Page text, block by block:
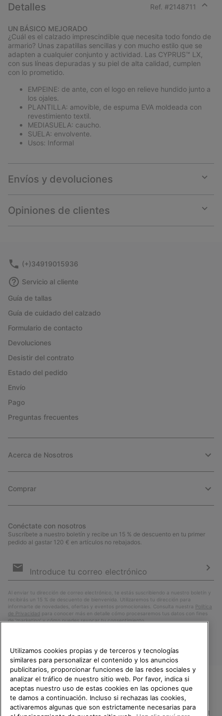
Detalles Ref. #2148711
section
UN BÁSICO MEJORADO
¿Cuál es el calzado imprescindible que necesita todo fondo de
armario? Unas zapatillas sencillas y con mucho estilo que se
adapten a cualquier conjunto y actividad. Las CYPRUS™ LX,
con sus líneas depuradas y su piel de alta calidad, cumplen
con lo prometido.
EMPEINE: de ante, con el logo en relieve hundido junto a
los ojales.
PLANTILLA: amovible, de espuma EVA moldeada con
revestimiento textil.
MEDIASUELA: caucho.
SUELA: envolvente.
Usos: Informal
Envíos y devoluciones
or
Opiniones de clientes
or
(+)34919015936
Servicio al cliente
Guía de tallas
Guía de cuidado del calzado
Formulario de contacto
Devoluciones
Desistir del contrato
Estado del pedido
Envío
Pago
Preguntas frecuentes
Acerca de Nosotros
Comprar
Conéctate con nosotros
Suscríbete a nuestro boletín y recibe un 15 % de descuento en tu primer
pedido al gastar 120 € en artículos no rebajados.
de
Al enviar tu dirección de correo electrónico, te estás suscribiendo a nuestro boletín y
recibirás un 15 % de descuento de bienvenida. Utilizaremos tu dirección para
informarte de novedades, ofertas y eventos promocionales. Consulta nuestra Política
de Privacidad para conocer más en detalle cómo procesaremos tus datos con fines
de ’marketing’ y cómo puedes revocar tu consentimiento.
TE DAMOS LA BIENVENIDA A
SOREL.
POR FAVOR, SELECCIONA TU
Utilizamos cookies propias y de terceros y tecnologías
similares para personalizar el contenido y los anuncios
publicitarios, proporcionar funciones de las redes sociales y
analizar el tráfico de nuestro sitio web. Por favor, indica si
aceptas nuestro uso de estas cookies en las opciones que
te damos a continuación. Incluso si rechazas las cookies,
activaremos algunas que son estrictamente necesarias para